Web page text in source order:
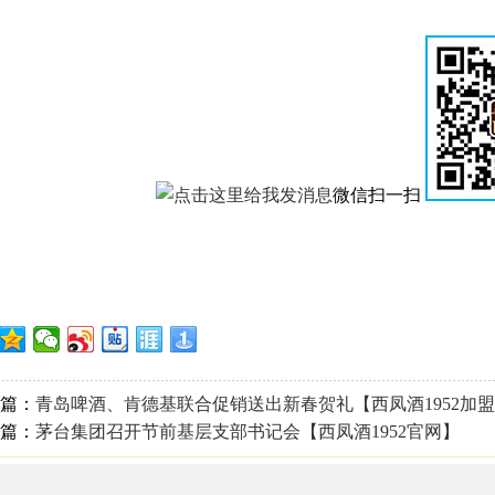
微信扫一扫
： 青岛啤酒、肯德基联合促销送出新春贺礼【西凤酒1952加
： 茅台集团召开节前基层支部书记会【西凤酒1952官网】